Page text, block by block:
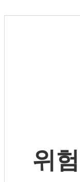
위